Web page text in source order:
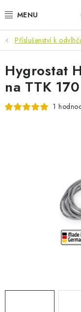
na
KLIMATIZACE
ELEKTROCENTRÁLY
ZAHRADNÍ
AKUMULAČNÍ
ELEKTRICKÉ KRBY
Příslušenství k
Hygrostat
na TTK
1